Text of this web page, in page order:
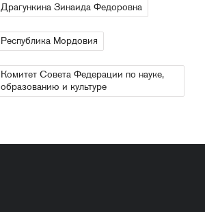
Драгункина Зинаида Федоровна
Республика Мордовия
Комитет Совета Федерации по науке,
образованию и культуре